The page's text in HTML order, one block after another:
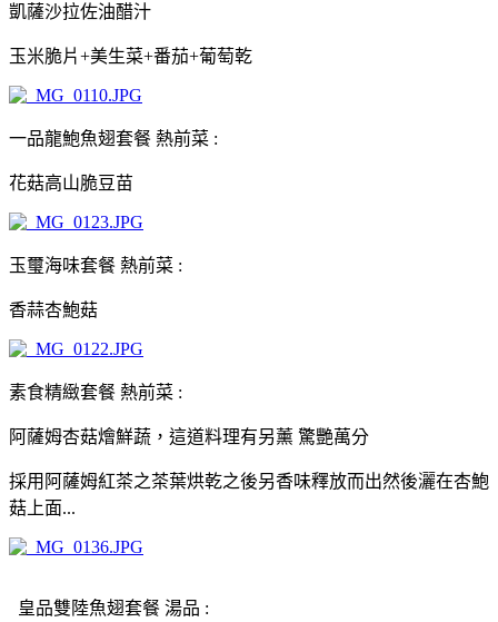
凱薩沙拉佐油醋汁
玉米脆片+美生菜+番茄+葡萄乾
一品龍鮑魚翅套餐 熱前菜 :
花菇高山脆豆苗
玉璽海味套餐 熱前菜 :
香蒜杏鮑菇
素食精緻套餐 熱前菜 :
阿薩姆杏菇燴鮮蔬，這道料理有另薰 驚艷萬分
採用阿薩姆紅茶之茶葉烘乾之後另香味釋放而出然後灑在杏鮑
菇上面...
皇品雙陸魚翅套餐 湯品 :